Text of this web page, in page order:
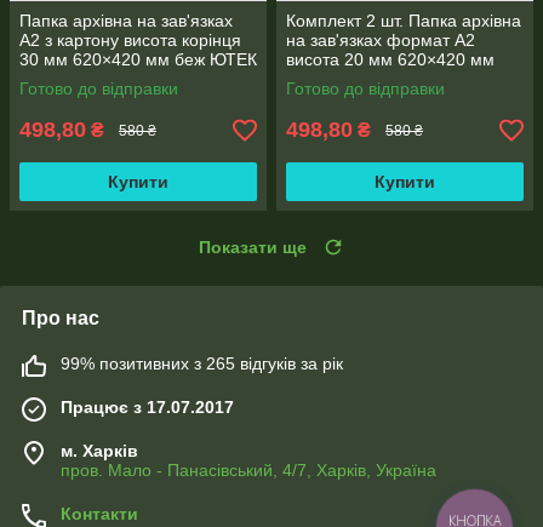
Папка архівна на зав'язках
А2 з картону висота корінця
30 мм 620×420 мм беж ЮТЕК
ПАА2-30(2шт.)
Готово до відправки
498,80 ₴ 580 ₴
Купити
Комплект 2 шт. Папка архівна
на зав'язках формат А2
висота 20 мм 620×420 мм
ЮТЕК ПАА2-20-2
Готово до відправки
498,80 ₴ 580 ₴
Купити
Показати ще
Про нас
99% позитивних з 265 відгуків за рік
Працює з 17.07.2017
м. Харків
пров. Мало - Панасівський, 4/7, Харків, Україна
Контакти КНОПКА